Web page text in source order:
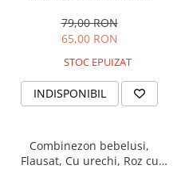
79,00 RON
65,00 RON
STOC EPUIZAT
INDISPONIBIL
Combinezon bebelusi,
Flausat, Cu urechi, Roz cu